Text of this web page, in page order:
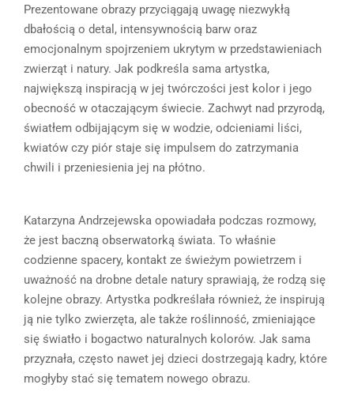
Prezentowane obrazy przyciągają uwagę niezwykłą
dbałością o detal, intensywnością barw oraz
emocjonalnym spojrzeniem ukrytym w przedstawieniach
zwierząt i natury. Jak podkreśla sama artystka,
największą inspiracją w jej twórczości jest kolor i jego
obecność w otaczającym świecie. Zachwyt nad przyrodą,
światłem odbijającym się w wodzie, odcieniami liści,
kwiatów czy piór staje się impulsem do zatrzymania
chwili i przeniesienia jej na płótno.
Katarzyna Andrzejewska opowiadała podczas rozmowy,
że jest baczną obserwatorką świata. To właśnie
codzienne spacery, kontakt ze świeżym powietrzem i
uważność na drobne detale natury sprawiają, że rodzą się
kolejne obrazy. Artystka podkreślała również, że inspirują
ją nie tylko zwierzęta, ale także roślinność, zmieniające
się światło i bogactwo naturalnych kolorów. Jak sama
przyznała, często nawet jej dzieci dostrzegają kadry, które
mogłyby stać się tematem nowego obrazu.